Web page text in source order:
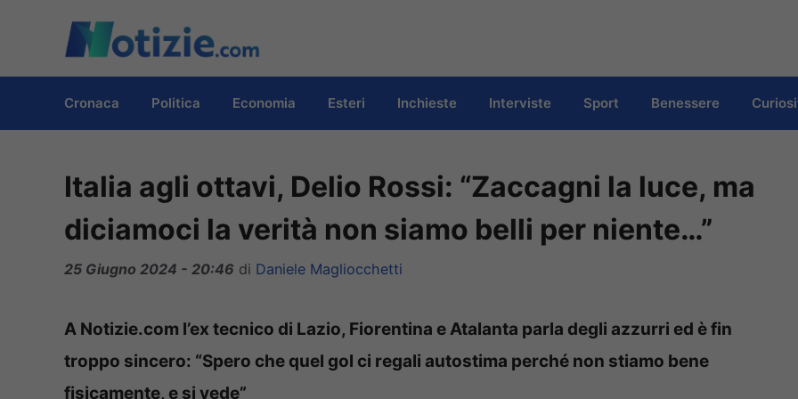
contenuto
Cronaca Politica Economia Esteri Inchieste Interviste Sport Benessere
Italia agli ottavi, Delio Rossi: “Zaccagni la luce, ma
diciamoci la verità non siamo belli per niente…”
25 Giugno 2024 - 20:46 di Daniele Magliocchetti
A Notizie.com l’ex tecnico di Lazio, Fiorentina e Atalanta parla degli azzurri ed è fin
troppo sincero: “Spero che quel gol ci regali autostima perché non stiamo bene
fisicamente, e si vede”